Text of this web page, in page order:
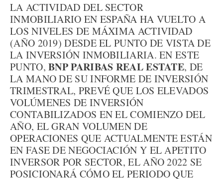
LA ACTIVIDAD DEL SECTOR
INMOBILIARIO EN ESPAÑA HA VUELTO A
LOS NIVELES DE MÁXIMA ACTIVIDAD
(AÑO 2019) DESDE EL PUNTO DE VISTA DE
LA INVERSIÓN INMOBILIARIA. EN ESTE
PUNTO,BNP PARIBAS REAL ESTATE, DE
LA MANO DE SU INFORME DE INVERSIÓN
TRIMESTRAL, PREVÉ QUE LOS ELEVADOS
VOLÚMENES DE INVERSIÓN
CONTABILIZADOS EN EL COMIENZO DEL
AÑO, EL GRAN VOLUMEN DE
OPERACIONES QUE ACTUALMENTE ESTÁN
EN FASE DE NEGOCIACIÓN Y EL APETITO
INVERSOR POR SECTOR, EL AÑO 2022 SE
POSICIONARÁ CÓMO EL PERIODO QUE